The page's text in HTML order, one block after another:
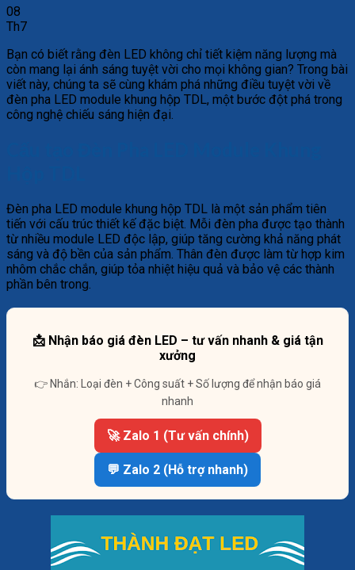
08
Th7
Bạn có biết rằng đèn LED không chỉ tiết kiệm năng lượng mà
còn mang lại ánh sáng tuyệt vời cho mọi không gian? Trong bài
viết này, chúng ta sẽ cùng khám phá những điều tuyệt vời về
đèn pha LED module khung hộp TDL, một bước đột phá trong
công nghệ chiếu sáng hiện đại.
Đèn pha LED module khung hộp TDL là một sản phẩm tiên
tiến với cấu trúc thiết kế đặc biệt. Mỗi đèn pha được tạo thành
từ nhiều module LED độc lập, giúp tăng cường khả năng phát
sáng và độ bền của sản phẩm. Thân đèn được làm từ hợp kim
nhôm chắc chắn, giúp tỏa nhiệt hiệu quả và bảo vệ các thành
phần bên trong.
📩 Nhận báo giá đèn LED – tư vấn nhanh & giá tận
xưởng
👉 Nhắn: Loại đèn + Công suất + Số lượng để nhận báo giá
nhanh
🚀 Zalo 1 (Tư vấn chính)
💬 Zalo 2 (Hỗ trợ nhanh)